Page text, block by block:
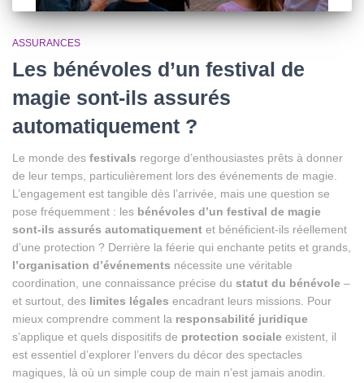
ASSURANCES
Les bénévoles d’un festival de
magie sont-ils assurés
automatiquement ?
Le monde des festivals regorge d’enthousiastes prêts à donner
de leur temps, particulièrement lors des événements de magie.
L’engagement est tangible dès l’arrivée, mais une question se
pose fréquemment : les bénévoles d’un festival de magie
sont-ils assurés automatiquement et bénéficient-ils réellement
d’une protection ? Derrière la féerie qui enchante petits et grands,
l’organisation d’événements nécessite une véritable
coordination, une connaissance précise du statut du bénévole –
et surtout, des limites légales encadrant leurs missions. Pour
mieux comprendre comment la responsabilité juridique
s’applique et quels dispositifs de protection sociale existent, il
est essentiel d’explorer l’envers du décor des spectacles
magiques, là où un simple coup de main n’est jamais anodin.